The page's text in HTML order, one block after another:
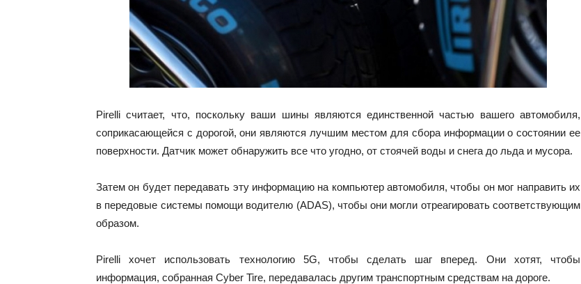
Pirelli считает, что, поскольку ваши шины являются единственной частью вашего автомобиля,
соприкасающейся с дорогой, они являются лучшим местом для сбора информации о состоянии ее
поверхности. Датчик может обнаружить все что угодно, от стоячей воды и снега до льда и мусора.
Затем он будет передавать эту информацию на компьютер автомобиля, чтобы он мог направить их
в передовые системы помощи водителю (ADAS), чтобы они могли отреагировать соответствующим
образом.
Pirelli хочет использовать технологию 5G, чтобы сделать шаг вперед. Они хотят, чтобы
информация, собранная Cyber Tire, передавалась другим транспортным средствам на дороге.